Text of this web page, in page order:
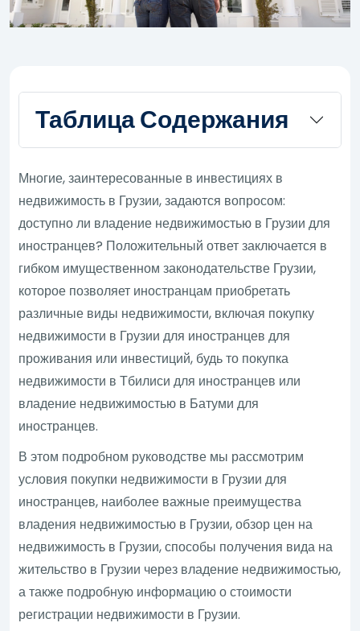
Таблица Содержания
Многие, заинтересованные в инвестициях в
недвижимость в Грузии, задаются вопросом:
доступно ли владение недвижимостью в Грузии для
иностранцев? Положительный ответ заключается в
гибком имущественном законодательстве Грузии,
которое позволяет иностранцам приобретать
различные виды недвижимости, включая покупку
недвижимости в Грузии для иностранцев для
проживания или инвестиций, будь то покупка
недвижимости в Тбилиси для иностранцев или
владение недвижимостью в Батуми для
иностранцев.
В этом подробном руководстве мы рассмотрим
условия покупки недвижимости в Грузии для
иностранцев, наиболее важные преимущества
владения недвижимостью в Грузии, обзор цен на
недвижимость в Грузии, способы получения вида на
жительство в Грузии через владение недвижимостью,
а также подробную информацию о стоимости
регистрации недвижимости в Грузии.